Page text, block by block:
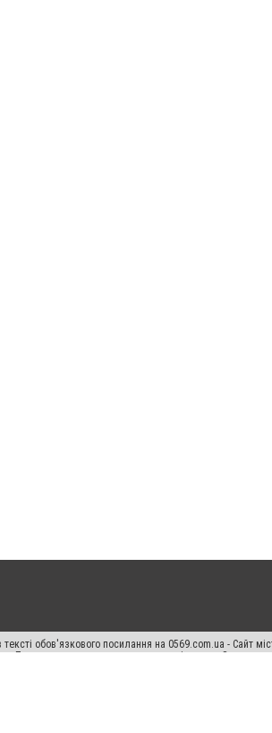
обов'язкового посилання на 0569.com.ua - Сайт
Порушення виняткових прав переслідується Законом.